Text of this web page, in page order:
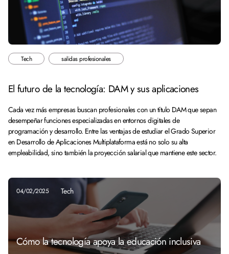
Tech salidas profesionales
El futuro de la tecnología: DAM y sus aplicaciones
Cada vez más empresas buscan profesionales con un título DAM que sepan
desempeñar funciones especializadas en entornos digitales de
programación y desarrollo. Entre las ventajas de estudiar el Grado Superior
en Desarrollo de Aplicaciones Multiplataforma está no solo su alta
empleabilidad, sino también la proyección salarial que mantiene este sector.
04/02/2025 Tech
Cómo la tecnología apoya la educación inclusiva